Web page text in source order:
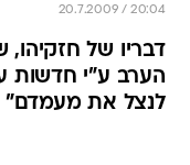
20.7.2009 / 20:04
דבריו של
לנצל את מעמדם"